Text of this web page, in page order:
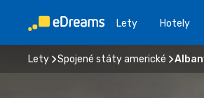
Lety Hotely
Lety Spojené státy americké